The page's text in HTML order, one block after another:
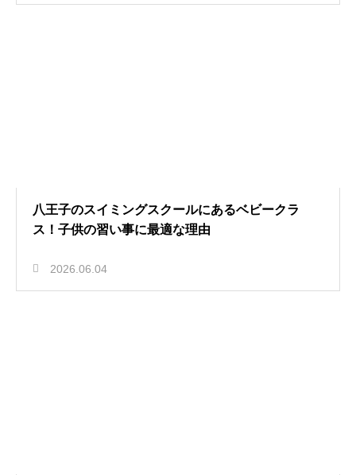
八王子のスイミングスクールにあるベビークラ
ス！子供の習い事に最適な理由
2026.06.04